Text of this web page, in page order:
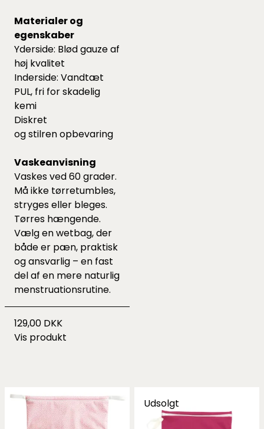
Materialer og
egenskaber
Yderside: Blød gauze af
høj kvalitet
Inderside: Vandtæt
PUL, fri for skadelig
kemi
Diskret
og stilren opbevaring
Vaskeanvisning
Vaskes ved 60 grader.
Må ikke tørretumbles,
stryges eller bleges.
Tørres hængende.
Vælg en wetbag, der
både er pæn, praktisk
og ansvarlig – en fast
del af en mere naturlig
menstruationsrutine.
129,00 DKK
Vis produkt
Udsolgt